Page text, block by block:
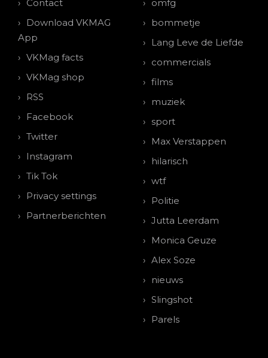
Contact
Download VKMAG
App
VKMag facts
VKMag shop
RSS
Facebook
Twitter
Instagram
Tik Tok
Privacy settings
Partnerberichten
omfg
bommetje
Lang Leve de Liefde
commercials
films
muziek
sport
Max Verstappen
hilarisch
wtf
Politie
Jutta Leerdam
Monica Geuze
Alex Soze
nieuws
Slingshot
Parels